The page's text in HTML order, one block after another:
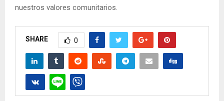
nuestros valores comunitarios.
SHARE 0